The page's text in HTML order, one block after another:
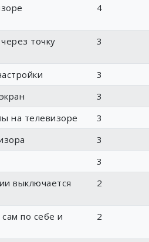
4
точку
3
3
3
на телевизоре
3
3
3
выключается
2
по себе и
2